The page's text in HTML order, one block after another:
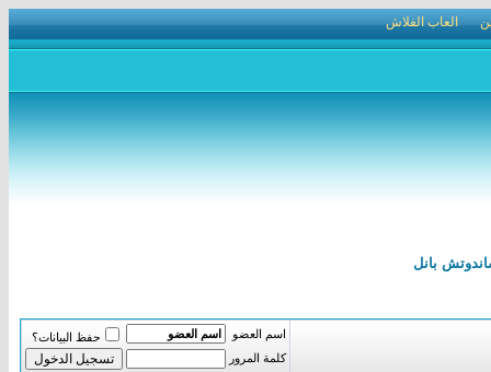
العاب الفلاش
اسم العضو
حفظ البيانات؟
كلمة المرور